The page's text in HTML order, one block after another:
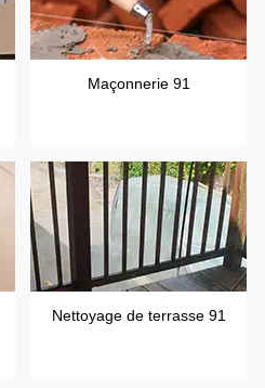
Maçonnerie 91
Nettoyage de terrasse 91